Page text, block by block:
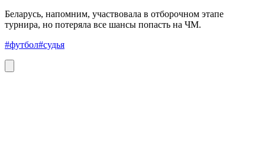
Беларусь, напомним, участвовала в отборочном этапе
турнира, но потеряла все шансы попасть на ЧМ.
#футбол#судья